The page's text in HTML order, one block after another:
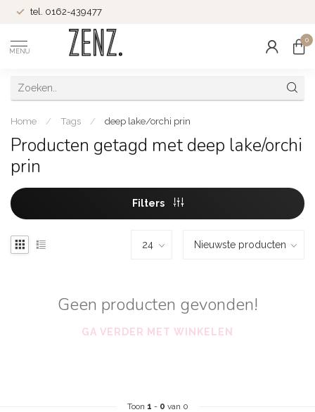
tel. 0162-439477
MENU
0
Home / Tags / deep lake/orchi prin
Producten getagd met deep lake/orchi
prin
Filters
Geen producten gevonden!
GA VERDER MET WINKELEN
Toon 1 - 0 van 0